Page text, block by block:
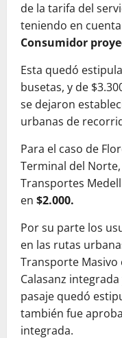
de la tarifa del
teniendo en
Consumidor
Esta quedó
busetas, y de
se dejaron
urbanas de
Para el caso de
Terminal del
Transportes
en $2.000.
Por su parte los
en las rutas
Transporte Masivo
Calasanz
pasaje quedó
también fue
integrada.